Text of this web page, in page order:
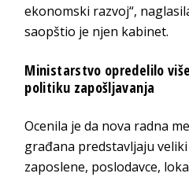
ekonomski razvoj“,
saopštio je njen kabinet.
Ministarstvo opredelilo
politiku zapošljavanja
Ocenila je da nova radna
građana predstavljaju
zaposlene, poslodavce,